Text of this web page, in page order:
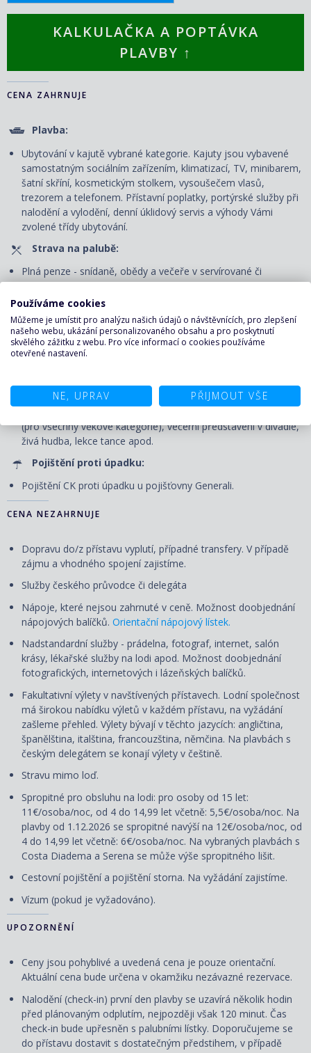
KALKULAČKA A POPTÁVKA
PLAVBY ↑
CENA ZAHRNUJE
Plavba:
Ubytování v kajutě vybrané kategorie. Kajuty jsou vybavené
samostatným sociálním zařízením, klimatizací, TV, minibarem,
šatní skříní, kosmetickým stolkem, vysoušečem vlasů,
trezorem a telefonem. Přístavní poplatky, portýrské služby při
nalodění a vylodění, denní úklidový servis a výhody Vámi
zvolené třídy ubytování.
Strava na palubě:
Plná penze - snídaně, obědy a večeře v servírované či
bufetové restauraci.
Nápoje pouze v bufetové restauraci: voda, káva, čaj u snídaně
a u svačiny v odpoledních hodinách, u oběda a večeře voda.
Zábava na palubě:
plážových osušek, účast na všech akcích pořádaných na
(pro všechny věkové kategorie), večerní představení v divadle,
živá hudba, lekce tance apod.
Pojištění proti úpadku:
Pojištění CK proti úpadku u pojišťovny Generali.
CENA NEZAHRNUJE
Dopravu do/z přístavu vyplutí, případné transfery. V případě
zájmu a vhodného spojení zajistíme.
Služby českého průvodce či delegáta
Nápoje, které nejsou zahrnuté v ceně. Možnost doobjednání
nápojových balíčků. Orientační nápojový lístek.
Nadstandardní služby - prádelna, fotograf, internet, salón
krásy, lékařské služby na lodi apod. Možnost doobjednání
fotografických, internetových i lázeňských balíčků.
Fakultativní výlety v navštívených přístavech. Lodní společnost
má širokou nabídku výletů v každém přístavu, na vyžádání
zašleme přehled. Výlety bývají v těchto jazycích: angličtina,
španělština, italština, francouzština, němčina. Na plavbách s
českým delegátem se konají výlety v češtině.
Stravu mimo loď.
Spropitné pro obsluhu na lodi: pro osoby od 15 let:
11€/osoba/noc, od 4 do 14,99 let včetně: 5,5€/osoba/noc. Na
plavby od 1.12.2026 se spropitné navýší na 12€/osoba/noc, od
4 do 14,99 let včetně: 6€/osoba/noc. Na vybraných plavbách s
Costa Diadema a Serena se může výše spropitného lišit.
Cestovní pojištění a pojištění storna. Na vyžádání zajistíme.
Vízum (pokud je vyžadováno).
UPOZORNĚNÍ
Ceny jsou pohyblivé a uvedená cena je pouze orientační.
Aktuální cena bude určena v okamžiku nezávazné rezervace.
Nalodění (check-in) první den plavby se uzavírá několik hodin
před plánovaným odplutím, nejpozději však 120 minut. Čas
check-in bude upřesněn s palubními lístky. Doporučujeme se
do přístavu dostavit s dostatečným předstihem, v případě
Používáme cookies
Můžeme je umístit pro analýzu našich údajů o návštěvnících, pro zlepšení
našeho webu, ukázání personalizovaného obsahu a pro poskytnutí
skvělého zážitku z webu. Pro více informací o cookies používáme
otevřené nastavení.
NE, UPRAV PŘIJMOUT VŠE